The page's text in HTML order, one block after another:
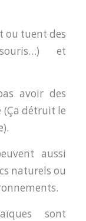
ou tuent des
et
avoir des
détruit le
aussi
naturels ou
sont